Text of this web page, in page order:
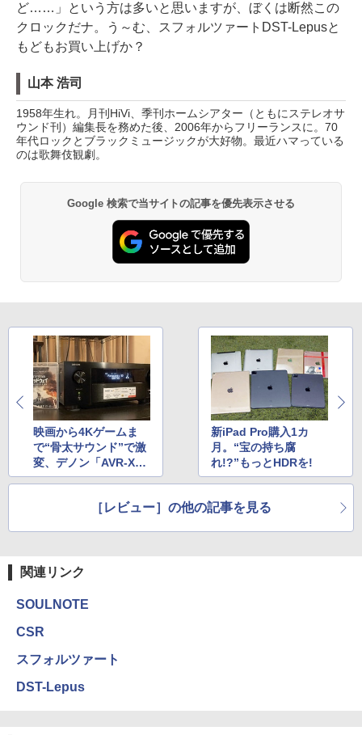
ど……」という方は多いと思いますが、ぼくは断然この
クロックだナ。う～む、スフォルツァートDST-Lepusと
もどもお買い上げか？
山本 浩司
1958年生れ。月刊HiVi、季刊ホームシアター（ともにステレオサ
ウンド刊）編集長を務めた後、2006年からフリーランスに。70
年代ロックとブラックミュージックが大好物。最近ハマっている
のは歌舞伎観劇。
Google 検索で当サイトの記事を優先表示させる
映画から4Kゲームま
で“骨太サウンド”で激
変、デノン「AVR-X47
00H」
新iPad Pro購入1カ
月。“宝の持ち腐
れ!?”もっとHDRを!
［レビュー］の他の記事を見る
関連リンク
SOULNOTE
CSR
スフォルツァート
DST-Lepus